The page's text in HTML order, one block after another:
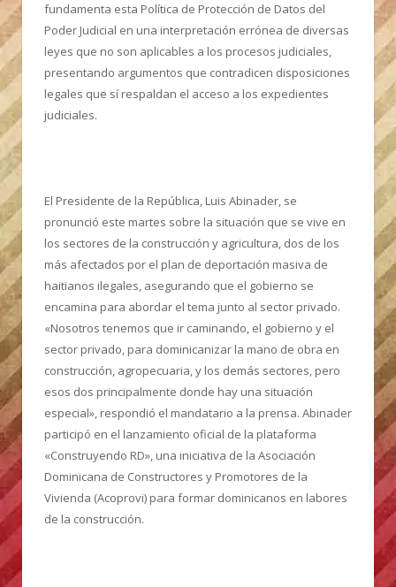
fundamenta esta Política de Protección de Datos del
Poder Judicial en una interpretación errónea de diversas
leyes que no son aplicables a los procesos judiciales,
presentando argumentos que contradicen disposiciones
legales que sí respaldan el acceso a los expedientes
judiciales.
El Presidente de la República, Luis Abinader, se
pronunció este martes sobre la situación que se vive en
los sectores de la construcción y agricultura, dos de los
más afectados por el plan de deportación masiva de
haitianos ilegales, asegurando que el gobierno se
encamina para abordar el tema junto al sector privado.
«Nosotros tenemos que ir caminando, el gobierno y el
sector privado, para dominicanizar la mano de obra en
construcción, agropecuaria, y los demás sectores, pero
esos dos principalmente donde hay una situación
especial», respondió el mandatario a la prensa. Abinader
participó en el lanzamiento oficial de la plataforma
«Construyendo RD», una iniciativa de la Asociación
Dominicana de Constructores y Promotores de la
Vivienda (Acoprovi) para formar dominicanos en labores
de la construcción.